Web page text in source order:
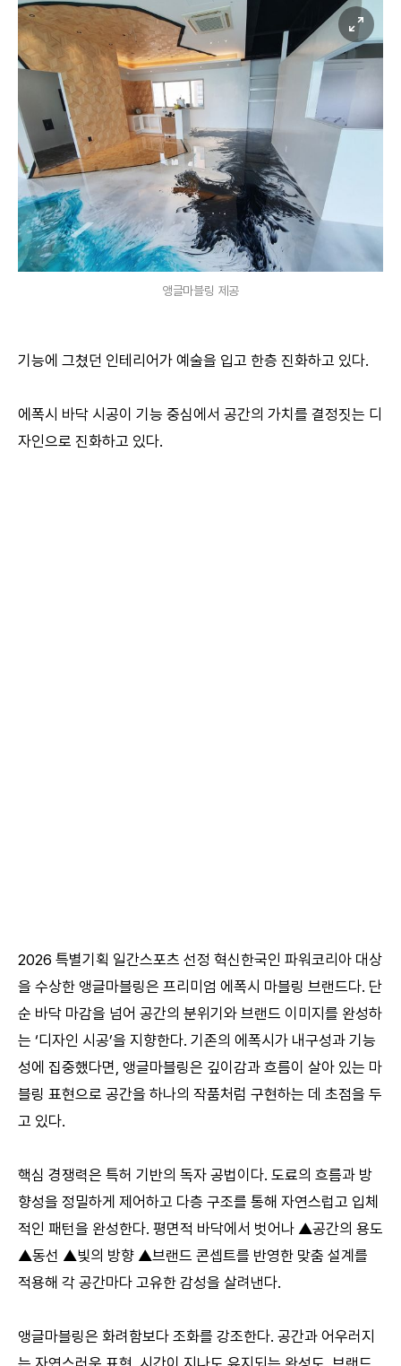
앵글마블링 제공
기능에 그쳤던 인테리어가 예술을 입고 한층 진화하고 있다.
에폭시 바닥 시공이 기능 중심에서 공간의 가치를 결정짓는 디
자인으로 진화하고 있다.
2026 특별기획 일간스포츠 선정 혁신한국인 파워코리아 대상
을 수상한 앵글마블링은 프리미엄 에폭시 마블링 브랜드다. 단
순 바닥 마감을 넘어 공간의 분위기와 브랜드 이미지를 완성하
는 ‘디자인 시공’을 지향한다. 기존의 에폭시가 내구성과 기능
성에 집중했다면, 앵글마블링은 깊이감과 흐름이 살아 있는 마
블링 표현으로 공간을 하나의 작품처럼 구현하는 데 초점을 두
고 있다.
핵심 경쟁력은 특허 기반의 독자 공법이다. 도료의 흐름과 방
향성을 정밀하게 제어하고 다층 구조를 통해 자연스럽고 입체
적인 패턴을 완성한다. 평면적 바닥에서 벗어나 ▲공간의 용도
▲동선 ▲빛의 방향 ▲브랜드 콘셉트를 반영한 맞춤 설계를
적용해 각 공간마다 고유한 감성을 살려낸다.
앵글마블링은 화려함보다 조화를 강조한다. 공간과 어우러지